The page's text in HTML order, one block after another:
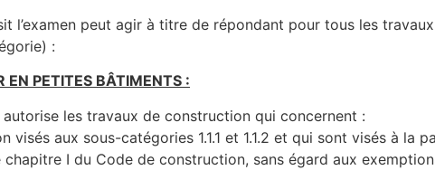
l’examen peut agir à titre de répondant pour tous les
:
EN PETITES BÂTIMENTS :
les travaux de construction qui concernent :
visés aux sous-catégories 1.1.1 et 1.1.2 et qui sont visés à
chapitre I du Code de construction, sans égard aux